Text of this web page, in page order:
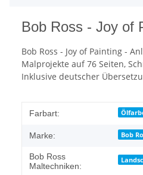
Bob Ross - Joy of
Bob Ross - Joy of Painting -
Malprojekte auf 76 Seiten,
Inklusive deutscher
Farbart:
Marke: Bob
Bob Ross
Maltechniken: